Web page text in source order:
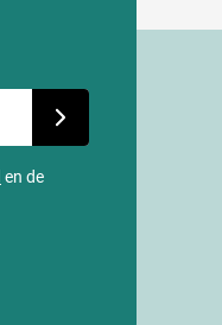
en de